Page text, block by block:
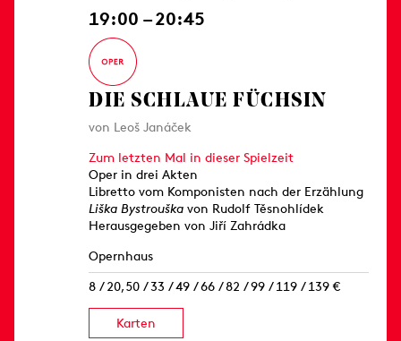
19:00 – 20:45
DIE SCHLAUE FÜCHSIN
von Leoš Janáček
Zum letzten Mal in dieser Spielzeit
Oper in drei Akten
Libretto vom Komponisten nach der Erzählung
Liška Bystrouška von Rudolf Těsnohlídek
Herausgegeben von Jiří Zahrádka
Opernhaus
8 / 20,50 / 33 / 49 / 66 / 82 / 99 / 119 / 139 €
Karten